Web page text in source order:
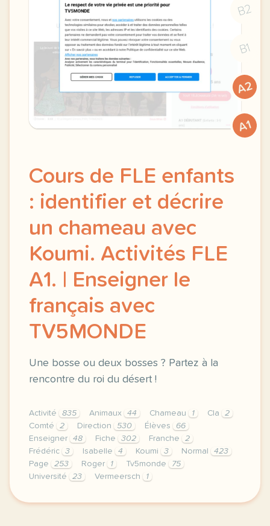
B2
B1
A2
A1
Cours de FLE enfants
: identifier et décrire
un chameau avec
Koumi. Activités FLE
A1. | Enseigner le
français avec
TV5MONDE
Une bosse ou deux bosses ? Partez à la
rencontre du roi du désert !
Activité 835 Animaux 44 Chameau 1 Cla
2
Comté
2 Direction 530 Élèves
66
Enseigner
48 Fiche 302 Franche
2
Frédéric
3 Isabelle 4 Koumi 3 Normal
423
Page
253 Roger 1 Tv5monde
75
Université
23 Vermeersch 1
didomi host didomi components button cursor